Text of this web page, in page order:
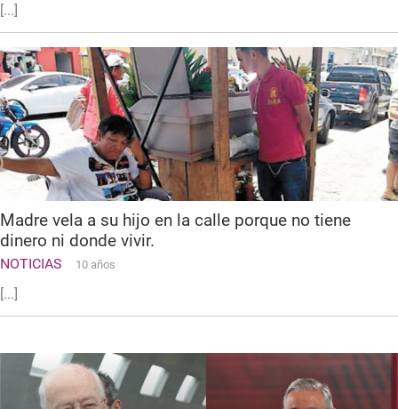
[...]
Madre vela a su hijo en la calle porque no tiene
dinero ni donde vivir.
NOTICIAS 10 años
[...]